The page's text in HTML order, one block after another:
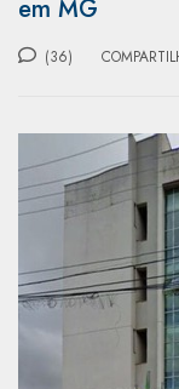
em MG
(36)